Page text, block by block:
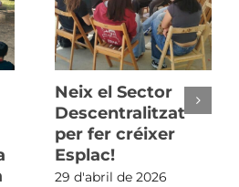
Neix el Sector
Descentralitzat
per fer créixer
Esplac!
29 d'abril de 2026